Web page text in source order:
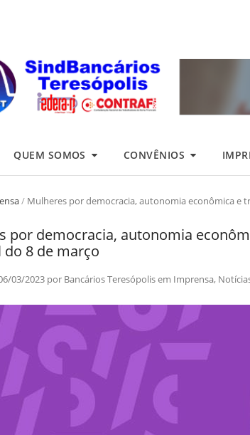
QUEM SOMOS CONVÊNIOS
/ Mulheres por democracia, autonomia econômica e
por democracia, autonomia
8 de março
03/2023 por Bancários Teresópolisem Imprensa,